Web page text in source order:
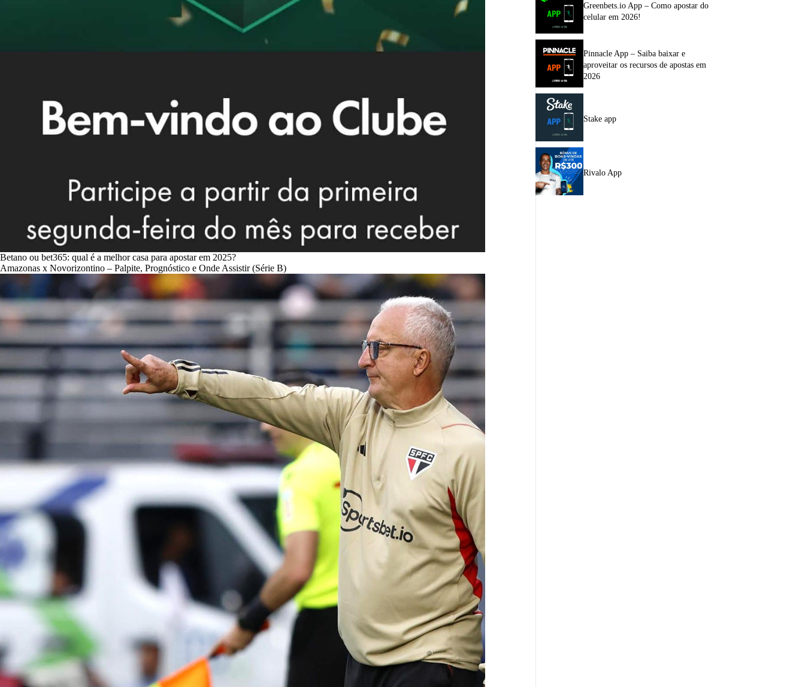
Betano ou bet365: qual é a melhor casa para apostar em 2025?
Amazonas x Novorizontino – Palpite, Prognóstico e Onde Assistir (Série B)
Greenbets.io App – Como apostar do
celular em 2026!
Pinnacle App – Saiba baixar e
aproveitar os recursos de apostas em
2026
Stake app
Rivalo App